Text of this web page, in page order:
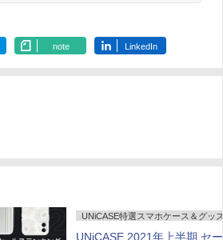
note LinkedIn
UNiCASE特選スマホケース＆グッズ
UNiCASE 2021年上半期 セー